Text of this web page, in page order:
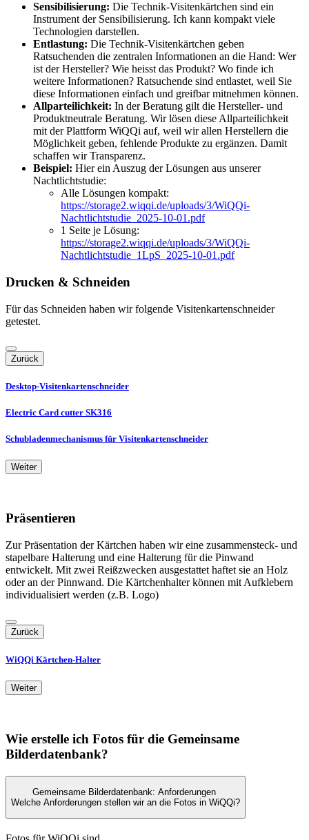
Sensibilisierung: Die Technik-Visitenkärtchen sind ein
Instrument der Sensibilisierung. Ich kann kompakt viele
Technologien darstellen.
Entlastung: Die Technik-Visitenkärtchen geben
Ratsuchenden die zentralen Informationen an die Hand: Wer
ist der Hersteller? Wie heisst das Produkt? Wo finde ich
weitere Informationen? Ratsuchende sind entlastet, weil Sie
diese Informationen einfach und greifbar mitnehmen können.
Allparteilichkeit: In der Beratung gilt die Hersteller- und
Produktneutrale Beratung. Wir lösen diese Allparteilichkeit
mit der Plattform WiQQi auf, weil wir allen Herstellern die
Möglichkeit geben, fehlende Produkte zu ergänzen. Damit
schaffen wir Transparenz.
Beispiel: Hier ein Auszug der Lösungen aus unserer
Nachtlichtstudie:
Alle Lösungen kompakt:
https://storage2.wiqqi.de/uploads/3/WiQQi-
Nachtlichtstudie_2025-10-01.pdf
1 Seite je Lösung:
https://storage2.wiqqi.de/uploads/3/WiQQi-
Nachtlichtstudie_1LpS_2025-10-01.pdf
Drucken & Schneiden
Für das Schneiden haben wir folgende Visitenkartenschneider
getestet.
Zurück
Desktop-Visitenkartenschneider
Electric Card cutter SK316
Schubladenmechanismus für Visitenkartenschneider
Weiter
Präsentieren
Zur Präsentation der Kärtchen haben wir eine zusammensteck- und
stapelbare Halterung und eine Halterung für die Pinwand
entwickelt. Mit zwei Reißzwecken ausgestattet haftet sie an Holz
oder an der Pinnwand. Die Kärtchenhalter können mit Aufklebern
individualisiert werden (z.B. Logo)
Zurück
WiQQi Kärtchen-Halter
Weiter
Wie erstelle ich Fotos für die Gemeinsame
Bilderdatenbank?
Gemeinsame Bilderdatenbank: Anforderungen
Welche Anforderungen stellen wir an die Fotos in WiQQi?